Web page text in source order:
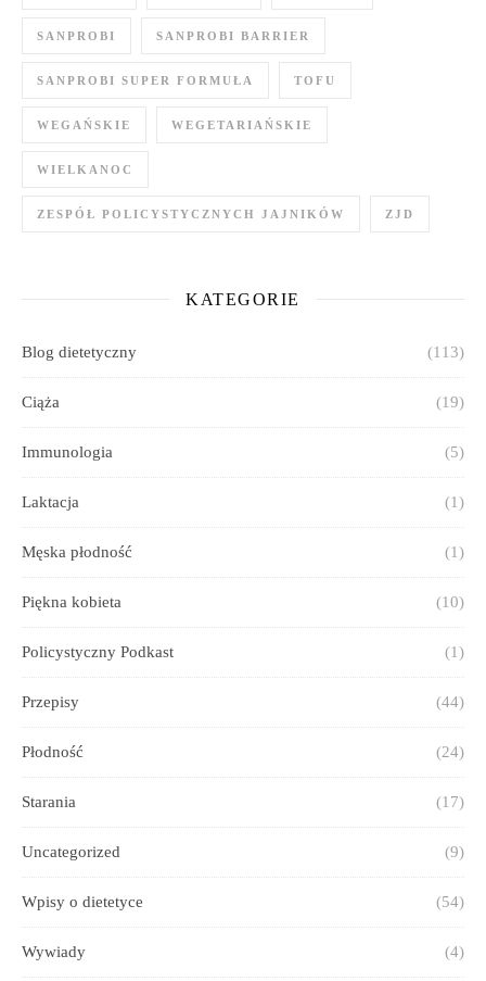
SANPROBI SANPROBI BARRIER
SANPROBI SUPER FORMUŁA TOFU
WEGAŃSKIE WEGETARIAŃSKIE
WIELKANOC
ZESPÓŁ POLICYSTYCZNYCH JAJNIKÓW ZJD
KATEGORIE
Blog dietetyczny (113)
Ciąża (19)
Immunologia (5)
Laktacja (1)
Męska płodność (1)
Piękna kobieta (10)
Policystyczny Podkast (1)
Przepisy (44)
Płodność (24)
Starania (17)
Uncategorized (9)
Wpisy o dietetyce (54)
Wywiady (4)